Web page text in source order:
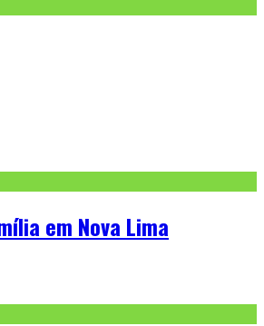
em Nova Lima